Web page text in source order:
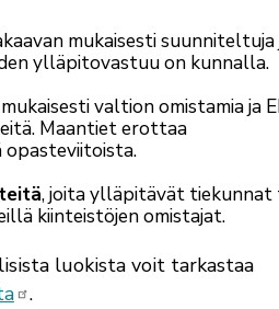
mukaisesti suunniteltuja
ylläpitovastuu on kunnalla.
valtion omistamia ja
Maantiet erottaa
opasteviitoista.
, joita ylläpitävät tiekunnat
kiinteistöjen omistajat.
luokista voit tarkastaa
.